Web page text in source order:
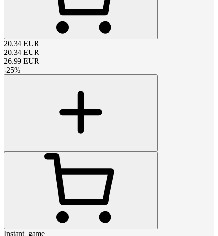
20.34 EUR
20.34 EUR
26.99 EUR
-25%
Instant_game